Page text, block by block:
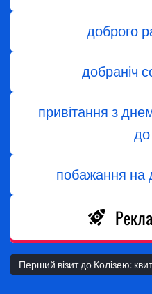
доброго
добраніч
привітання з
до
побажання на
Перший візит до Колізею: